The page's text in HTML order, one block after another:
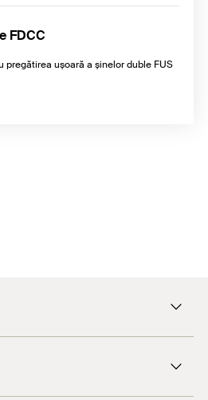
FDCC
pregătirea ușoară a șinelor duble FUS